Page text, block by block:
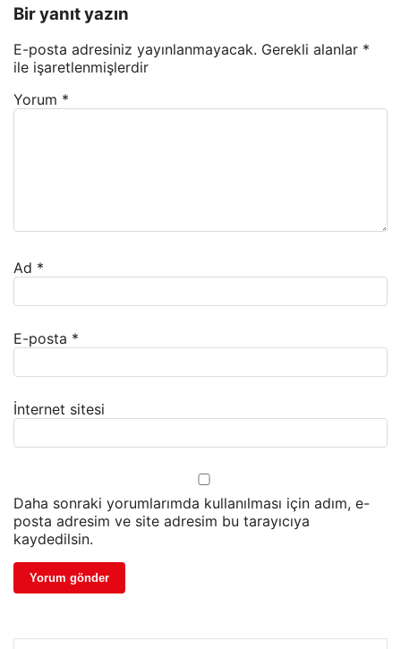
Bir yanıt yazın
E-posta adresiniz yayınlanmayacak. Gerekli alanlar *
ile işaretlenmişlerdir
Yorum *
Ad *
E-posta *
İnternet sitesi
Daha sonraki yorumlarımda kullanılması için adım, e-
posta adresim ve site adresim bu tarayıcıya
kaydedilsin.